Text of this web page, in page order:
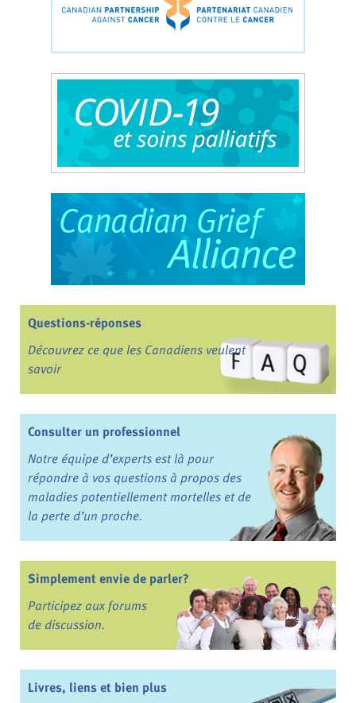
Questions-réponses
Découvrez ce que les Canadiens veulent
savoir
Consulter un professionnel
Notre équipe d’experts est là pour
répondre à vos questions à propos des
maladies potentiellement mortelles et de
la perte d’un proche.
Simplement envie de parler?
Participez aux forums
de discussion.
Livres, liens et bien plus